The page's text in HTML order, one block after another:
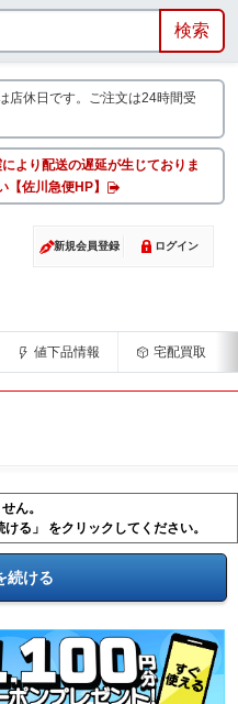
店休日です。ご注文は24時間受
より配送の遅延が生じておりま
佐川急便HP】
新規会員登録 ログイン
値下品情報 宅配買取
ん。
る」 をクリックしてください。